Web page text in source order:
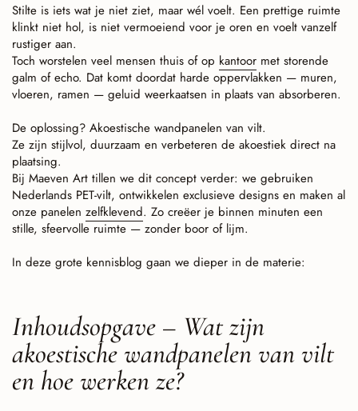
Stilte is iets wat je niet ziet, maar wél voelt. Een prettige ruimte
klinkt niet hol, is niet vermoeiend voor je oren en voelt vanzelf
rustiger aan.
Toch worstelen veel mensen thuis of op kantoor met storende
galm of echo. Dat komt doordat harde oppervlakken — muren,
vloeren, ramen — geluid weerkaatsen in plaats van absorberen.
De oplossing? Akoestische wandpanelen van vilt.
Ze zijn stijlvol, duurzaam en verbeteren de akoestiek direct na
plaatsing.
Bij Maeven Art tillen we dit concept verder: we gebruiken
Nederlands PET-vilt, ontwikkelen exclusieve designs en maken al
onze panelen zelfklevend. Zo creëer je binnen minuten een
stille, sfeervolle ruimte — zonder boor of lijm.
In deze grote kennisblog gaan we dieper in de materie:
Inhoudsopgave – Wat zijn
akoestische wandpanelen van vilt
en hoe werken ze?